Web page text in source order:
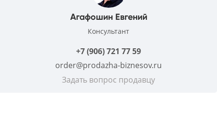
Агафошин Евгений
Консультант
+7 (906) 721 77 59
order@prodazha-biznesov.ru
Задать вопрос продавцу